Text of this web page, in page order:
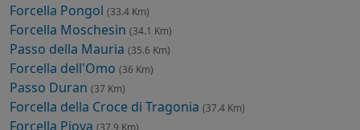
Forcella Pongol (33.4 Km)
Forcella Moschesin (34.1 Km)
Passo della Mauria (35.6 Km)
Forcella dell'Omo (36 Km)
Passo Duran (37 Km)
Forcella della Croce di Tragonia (37.4 Km)
Forcella Piova